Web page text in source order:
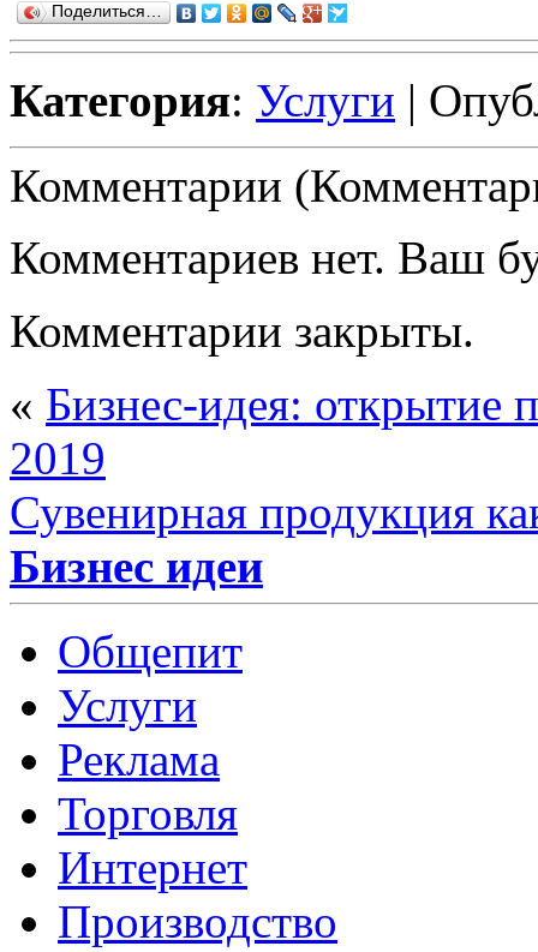
Поделиться…
Категория: Услуги |
Комментарии
Комментариев нет. Ваш
Комментарии закрыты.
« Бизнес-идея: открытие
2019
Сувенирная продукция
Бизнес идеи
Общепит
Услуги
Реклама
Торговля
Интернет
Производство